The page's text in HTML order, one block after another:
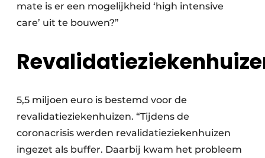
mate is er een mogelijkheid ‘high intensive
care’ uit te bouwen?”
5,5 miljoen euro is bestemd voor de
revalidatieziekenhuizen. “Tijdens de
coronacrisis werden revalidatieziekenhuizen
ingezet als buffer. Daarbij kwam het probleem